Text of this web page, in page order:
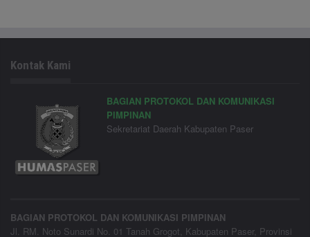
Kontak Kami
BAGIAN PROTOKOL DAN KOMUNIKASI
PIMPINAN
Sekretariat Daerah Kabupaten Paser
BAGIAN PROTOKOL DAN KOMUNIKASI PIMPINAN
Jl. RM. Noto Sunardi No. 01 Tanah Grogot, Kabupaten Paser, Provinsi